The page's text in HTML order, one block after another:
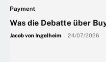
Payment
Was die Debatte über
Jacob von Ingelheim 24/07/2026